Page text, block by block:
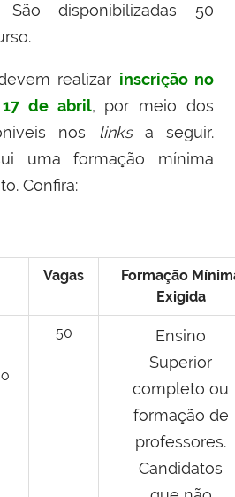
São disponibilizadas 50
realizar inscrição no
de abril, por meio dos
nos linksa seguir.
uma formação mínima
Confira:
Vagas
Formação
Exigida
50
Ensino
Superior
completo ou
formação de
professores.
Candidatos